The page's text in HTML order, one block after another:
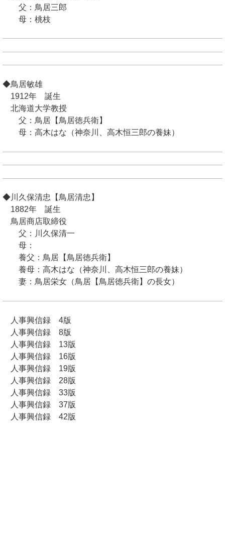
父：鳥居三郎
母：桃枝
◆鳥居敏雄
1912年 誕生
北海道大学教授
父：鳥居【鳥居徳兵衛】
母：高木はな（神奈川、高木恒三郎の養妹）
◆川久保清忠【鳥居清忠】
1882年 誕生
鳥居商店取締役
父：川久保清一
母：
養父：鳥居【鳥居徳兵衛】
養母：高木はな（神奈川、高木恒三郎の養妹）
妻：鳥居栄女（鳥居【鳥居徳兵衛】の長女）
人事興信録 4版
人事興信録 8版
人事興信録 13版
人事興信録 16版
人事興信録 19版
人事興信録 28版
人事興信録 33版
人事興信録 37版
人事興信録 42版